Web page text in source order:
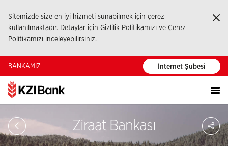
Sitemizde size en iyi hizmeti sunabilmek için çerez
kullanılmaktadır. Detaylar için Gizlilik Politikamızı ve Çerez
Politikamızı inceleyebilirsiniz.
BANKAMIZ İnternet Şubesi
Ziraat Bankası